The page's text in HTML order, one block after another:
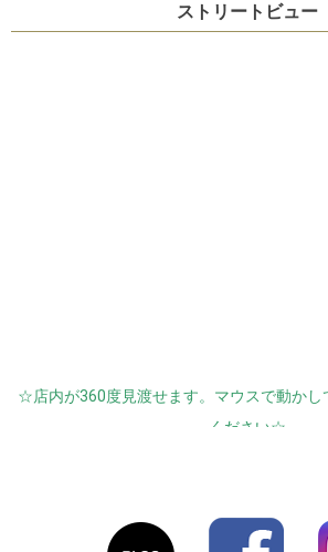
ストリートビュー
☆店内が360度見渡せます。マウスで動かし
ください☆